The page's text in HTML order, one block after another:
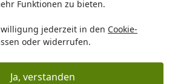
Funktionen zu bieten.
jederzeit in den Cookie-
oder widerrufen.
Ja, verstanden